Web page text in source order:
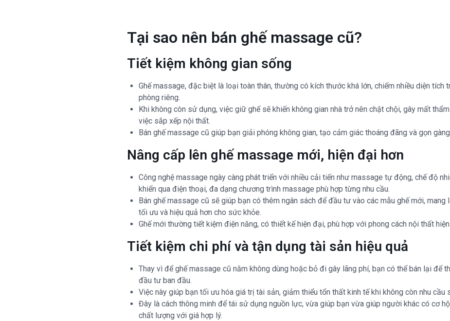
Tại sao nên bán ghế massage cũ?
Tiết kiệm không gian sống
Ghế massage, đặc biệt là loại toàn thân, thường có kích thước khá lớn, chiếm nhiều diện tích
phòng riêng.
Khi không còn sử dụng, việc giữ ghế sẽ khiến không gian nhà trở nên chật chội, gây mất
việc sắp xếp nội thất.
Bán ghế massage cũ giúp bạn giải phóng không gian, tạo cảm giác thoáng đãng và gọn
Nâng cấp lên ghế massage mới, hiện đại hơn
Công nghệ massage ngày càng phát triển với nhiều cải tiến như massage tự động, chế độ
khiển qua điện thoại, đa dạng chương trình massage phù hợp từng nhu cầu.
Bán ghế massage cũ sẽ giúp bạn có thêm ngân sách để đầu tư vào các mẫu ghế mới, mang
tối ưu và hiệu quả hơn cho sức khỏe.
Ghế mới thường tiết kiệm điện năng, có thiết kế hiện đại, phù hợp với phong cách nội thất
Tiết kiệm chi phí và tận dụng tài sản hiệu quả
Thay vì để ghế massage cũ nằm không dùng hoặc bỏ đi gây lãng phí, bạn có thể bán lại để
đầu tư ban đầu.
Việc này giúp bạn tối ưu hóa giá trị tài sản, giảm thiểu tổn thất kinh tế khi không còn nhu cầu
Đây là cách thông minh để tái sử dụng nguồn lực, vừa giúp bạn vừa giúp người khác có cơ
chất lượng với giá hợp lý.